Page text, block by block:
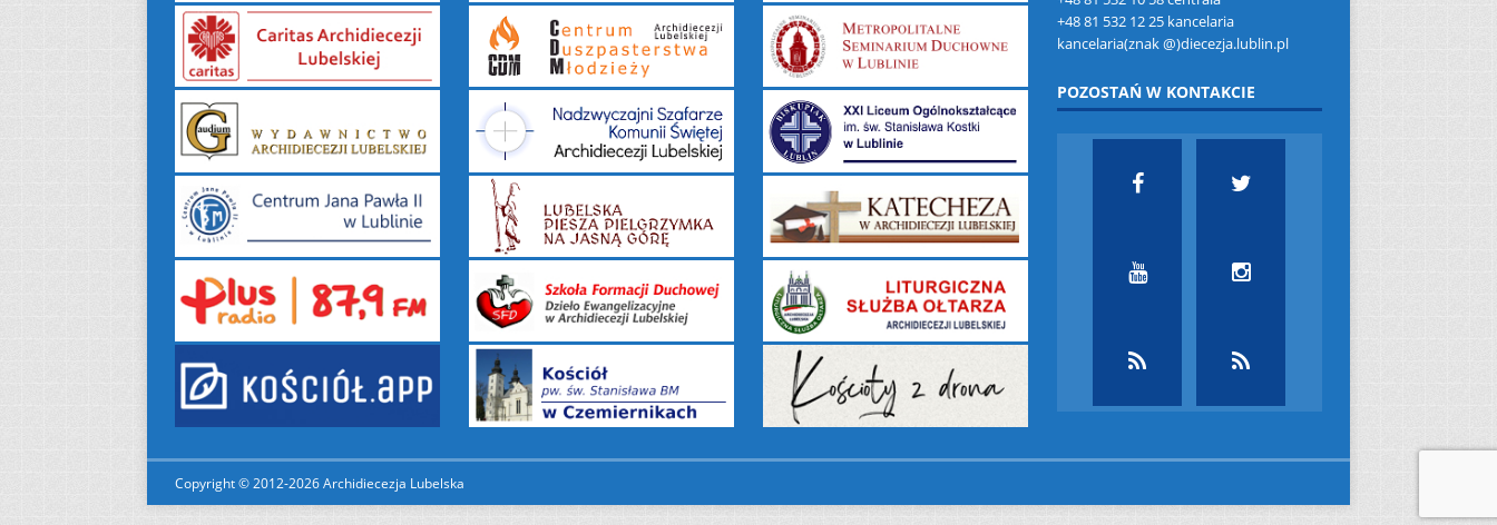
+48 81 532 12 25 kancelaria
kancelaria(znak @)diecezja.lublin.pl
POZOSTAŃ W KONTAKCIE
Copyright © 2012-2026 Archidiecezja Lubelska